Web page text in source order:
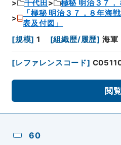
千代田
極秘 明治３７．
「極秘 明治３７．８年海
表及付図」
[規模] 1 [組織歴/履歴] 海軍
[レファレンスコード]
閲覧
60